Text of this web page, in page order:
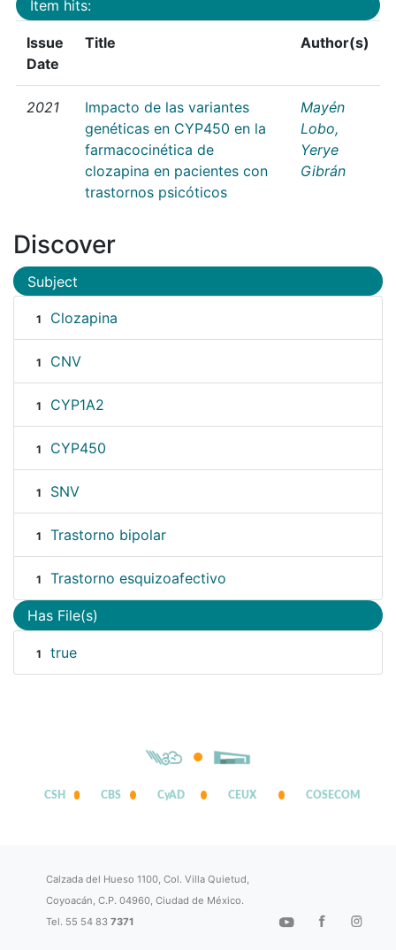
Item hits:
Issue
Date
Title Author(s)
2021
Impacto de las variantes
genéticas en CYP450 en la
farmacocinética de
clozapina en pacientes con
trastornos psicóticos
Mayén
Lobo,
Yerye
Gibrán
Discover
Subject
1 Clozapina
1 CNV
1 CYP1A2
1 CYP450
1 SNV
1 Trastorno bipolar
1 Trastorno esquizoafectivo
Has File(s)
1 true
CSH CBS CyAD CEUX COSECOM
Calzada del Hueso 1100, Col. Villa Quietud,
Coyoacán, C.P. 04960, Ciudad de México.
Tel. 55 54 837371